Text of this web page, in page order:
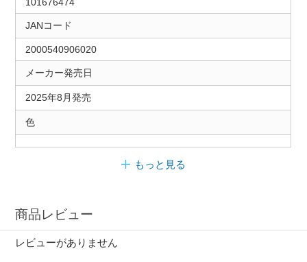
101676474
JANコード
2000540906020
メーカー発売日
2025年8月発売
色
もっと見る
商品レビュー
レビューがありません